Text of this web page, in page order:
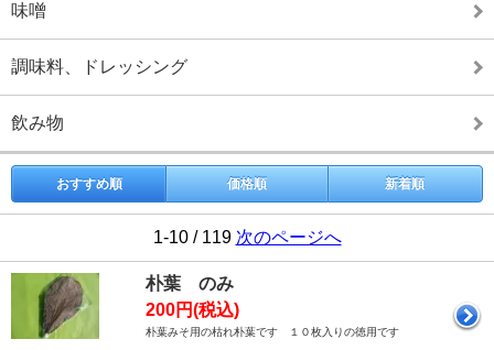
味噌
調味料、ドレッシング
飲み物
おすすめ順 価格順 新着順
1-10 / 119 次のページへ
朴葉 のみ
200円(税込)
朴葉みそ用の枯れ朴葉です １０枚入りの徳用です